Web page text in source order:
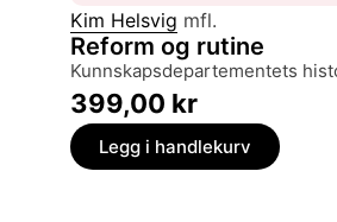
Kim Helsvig mfl.
Reform og rutine
Kunnskapsdepartementets
399,00 kr
Legg i handlekurv